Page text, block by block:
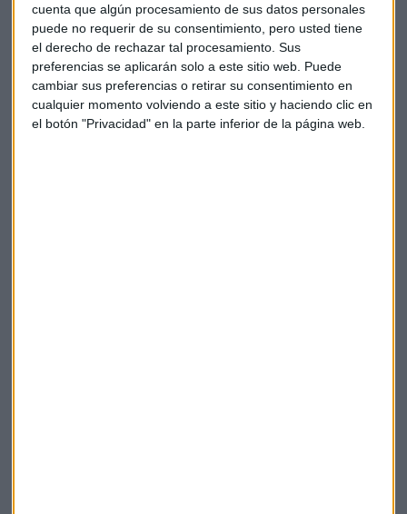
cuenta que algún procesamiento de sus datos personales
puede no requerir de su consentimiento, pero usted tiene
el derecho de rechazar tal procesamiento. Sus
preferencias se aplicarán solo a este sitio web. Puede
cambiar sus preferencias o retirar su consentimiento en
cualquier momento volviendo a este sitio y haciendo clic en
el botón "Privacidad" en la parte inferior de la página web.
1. Registro y constitución de la
empresa
Es obligatorio inscribirse en el Registro Mercantil y obtener
un Número de Identificación de Extranjero (NIE) si hay
socios extranjeros.